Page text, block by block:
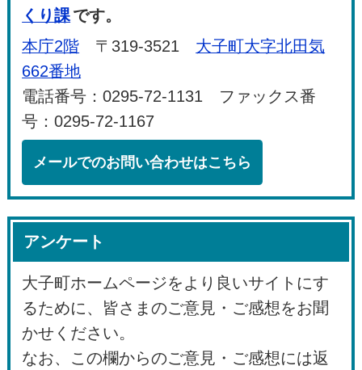
くり課です。
本庁2階 〒319-3521 大子町大字北田気
662番地
電話番号：0295-72-1131 ファックス番
号：0295-72-1167
メールでのお問い合わせはこちら
アンケート
大子町ホームページをより良いサイトにす
るために、皆さまのご意見・ご感想をお聞
かせください。
なお、この欄からのご意見・ご感想には返